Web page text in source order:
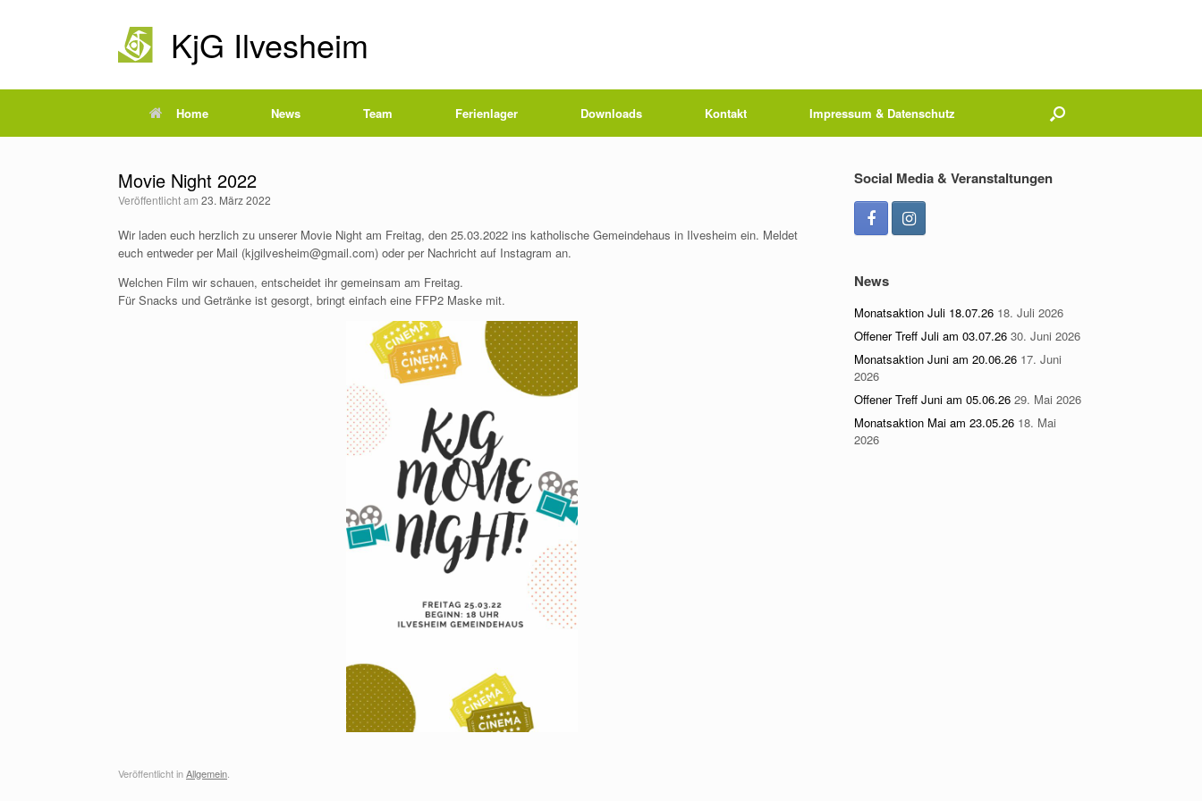
KjG Ilvesheim
Home News Team Ferienlager Downloads Kontakt Impressum & Datenschutz
Movie Night 2022
Veröffentlicht am 23. März 2022
Wir laden euch herzlich zu unserer Movie Night am Freitag, den 25.03.2022 ins katholische Gemeindehaus in Ilvesheim ein. Meldet
euch entweder per Mail (kjgilvesheim@gmail.com) oder per Nachricht auf Instagram an.
Welchen Film wir schauen, entscheidet ihr gemeinsam am Freitag.
Für Snacks und Getränke ist gesorgt, bringt einfach eine FFP2 Maske mit.
Veröffentlicht inAllgemein
Social Media & Veranstaltungen
News
Monatsaktion Juli 18.07.26 18. Juli 2026
Offener Treff Juli am 03.07.26 30. Juni 2026
Monatsaktion Juni am 20.06.26 17. Juni
2026
Offener Treff Juni am 05.06.26 29. Mai 2026
Monatsaktion Mai am 23.05.26 18. Mai
2026